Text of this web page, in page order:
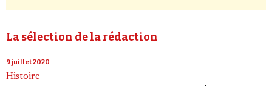
La sélection de la rédaction
9 juillet 2020
Histoire